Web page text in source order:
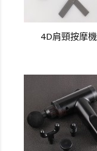
4D肩頸按摩機